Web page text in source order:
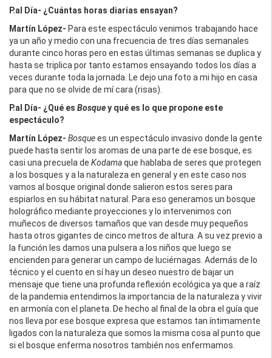
P.al Día- ¿Cuántas horas diarias ensayan?
Martín López- Para este espectáculo venimos trabajando hace
ya un año y medio con una frecuencia de tres días semanales
durante cinco horas pero en estas últimas semanas se duplica y
hasta se triplica por tanto estamos ensayando todos los días a
veces durante toda la jornada. Le dejo una foto a mi hijo en casa
para que no se olvide de mí cara (risas).
P.al Día- ¿Qué es Bosquey qué es lo que propone este
espectáculo?
Martín López- Bosquees un espectáculo invasivo donde la gente
puede hasta sentir los aromas de una parte de ese bosque, es
casi una precuela de Kodamaque hablaba de seres que protegen
a los bosques y a la naturaleza en general y en este caso nos
vamos al bosque original donde salieron estos seres para
espiarlos en su hábitat natural. Para eso generamos un bosque
holográfico mediante proyecciones y lo intervenimos con
muñecos de diversos tamaños que van desde muy pequeños
hasta otros gigantes de cinco metros de altura. A su vez previo a
la función les damos una pulsera a los niños que luego se
encienden para generar un campo de luciérnagas. Además de lo
técnico y el cuento en sí hay un deseo nuestro de bajar un
mensaje que tiene una profunda reflexión ecológica ya que a raíz
de la pandemia entendimos la importancia de la naturaleza y vivir
en armonía con el planeta. De hecho al final de la obra el guía que
nos lleva por ese bosque expresa que estamos tan íntimamente
ligados con la naturaleza que somos la misma cosa al punto que
si el bosque enferma nosotros también nos enfermamos.